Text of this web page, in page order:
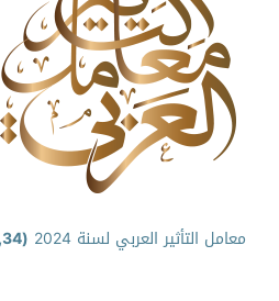
معامل التأثير العربي لسنة 2024 (2,34)